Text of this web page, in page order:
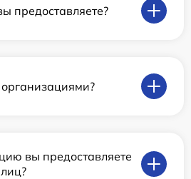
предоставляете?
вы предоставляете